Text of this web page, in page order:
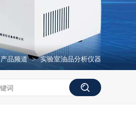
产品频道 > 实验室油品分析仪器